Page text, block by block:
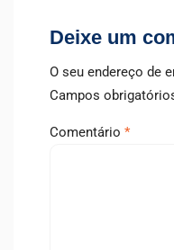
Deixe um
O seu endereço de
Campos
Comentário *